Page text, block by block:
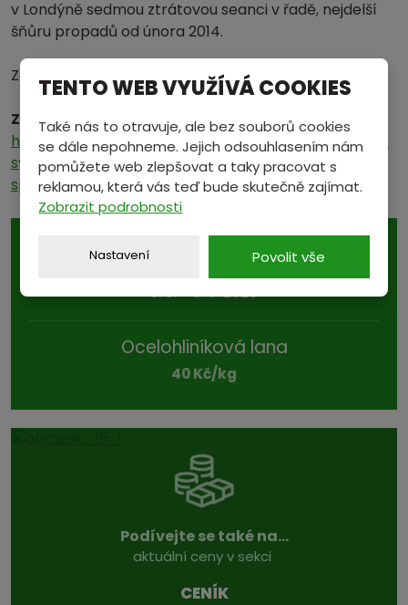
v Londýně sedmou ztrátovou seanci v řadě, nejdelší
šňůru propadů od února 2014.
Zdroj: FT, BBG
Zdroj:patria.cz,
http://www.patria.cz/zpravodajstvi/3171463/cinane-
sysli-med-ve-velkem-a-barclays-mirni-nadseni-
spekulantu-sazejicich-na-rust.html
AKCE TÝDNE
3. 8. - 8. 8. 2026
Ocelohliníková lana
40 Kč/kg
Podívejte se také na...
aktuální ceny v sekci
CENÍK
TENTO WEB VYUŽÍVÁ COOKIES
Také nás to otravuje, ale bez souborů cookies
se dále nepohneme. Jejich odsouhlasením nám
pomůžete web zlepšovat a taky pracovat s
reklamou, která vás teď bude skutečně zajímat.
Zobrazit podrobnosti
Nastavení Povolit vše